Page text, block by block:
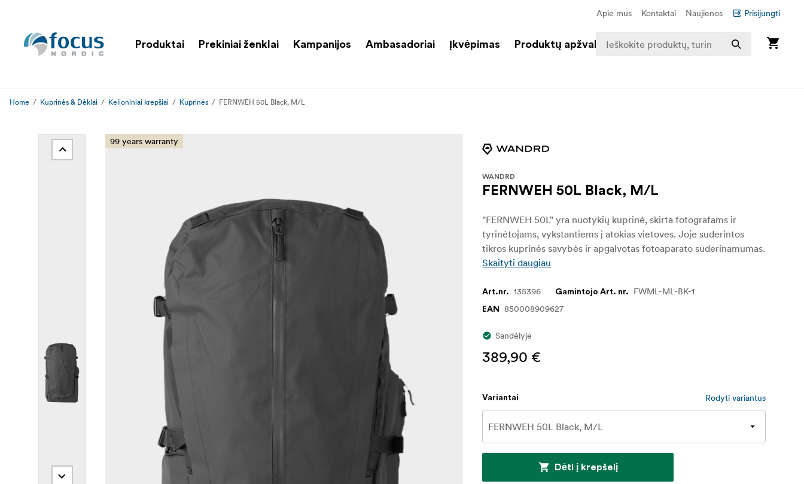
Apie mus Kontaktai Naujienos Prisijungti
Produktai Prekiniai ženklai Kampanijos Ambasadoriai Įkvėpimas Produktų apžvalga
Home Kuprinės & Dėklai Kelioniniai krepšiai Kuprinės FERNWEH 50L Black, M/L
99 years warranty
WANDRD
FERNWEH 50L Black, M/L
"FERNWEH 50L" yra nuotykių kuprinė, skirta fotografams ir
tyrinėtojams, vykstantiems į atokias vietoves. Joje suderintos
tikros kuprinės savybės ir apgalvotas fotoaparato suderinamumas.
Skaityti daugiau
Art.nr. 135396 Gamintojo Art. nr. FWML-ML-BK-1
EAN 850008909627
Sandėlyje
389,90 €
Variantai Rodyti variantus
Dėti į krepšelį